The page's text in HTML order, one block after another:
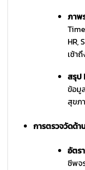
ภาพ
HR,
เช้า
สรุป
ข้อมู
สุขภ
การตรวจวัดด้
อัตร
ชีพจ